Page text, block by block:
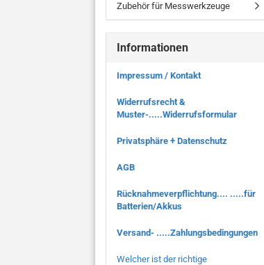
Zubehör für Messwerkzeuge
Informationen
Impressum / Kontakt
Widerrufsrecht &
Muster-.....Widerrufsformular
Privatsphäre + Datenschutz
AGB
Rücknahmeverpflichtung.... .....für
Batterien/Akkus
Versand- .....Zahlungsbedingungen
Welcher ist der richtige